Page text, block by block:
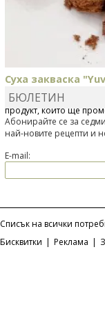
Суха закваска
Отскоро Лесафр
продукт, който ще
БЮЛЕТИН
Абонирайте се за
най-новите рецепти и
E-mail:
Списък на всички
Бисквитки | Реклама |